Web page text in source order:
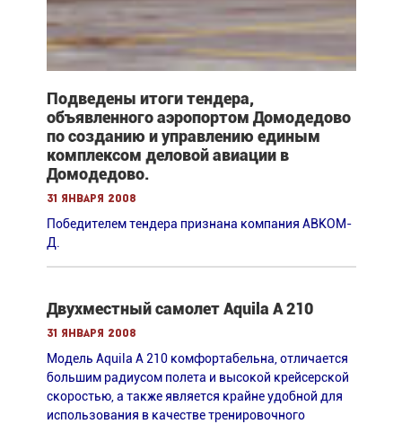
Подведены итоги тендера,
объявленного аэропортом Домодедово
по созданию и управлению единым
комплексом деловой авиации в
Домодедово.
31 января 2008
Победителем тендера признана компания АВКОМ-
Д.
Двухместный самолет Aquila A 210
31 января 2008
Модель Aquila A 210 комфортабельна, отличается
большим радиусом полета и высокой крейсерской
скоростью, а также является крайне удобной для
использования в качестве тренировочного